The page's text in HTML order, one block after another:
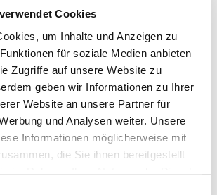
Cookies
um Inhalte und Anzeigen zu
für soziale Medien anbieten
Zugriffe auf unsere Website zu
geben wir Informationen zu Ihrer
Website an unsere Partner für
und Analysen weiter. Unsere
Informationen möglicherweise mit
die Sie ihnen bereitgestellt
auf Tiere und berichteten dabei aus
bisher erreichten Erfolge des
und betonte die Bedeutung einer
des Recyclings und der Bürgerbeteiligung.
der Öffentlichkeit
Hilfsmittel